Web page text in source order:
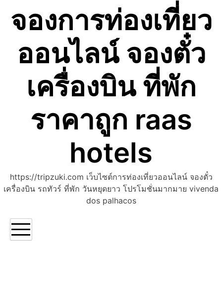
contentจองการท่องเที่ยว
ออนไลน์ จองตั๋ว
เครื่องบิน ที่พัก
ราคาถูก raas
hotels
https://tripzuki.com เว็บไซต์การท่องเที่ยวออนไลน์ จองตั๋ว
เครื่องบิน รถทัวร์ ที่พัก วันหยุดยาว โปรโมชั่นมากมาย vivenda
dos palhacos